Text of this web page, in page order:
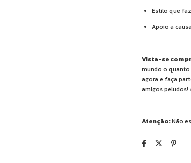
Estilo que
Apoio a
Vista-se com
mundo o quanto
agora e faça
amigos peludos!
Atenção:Não